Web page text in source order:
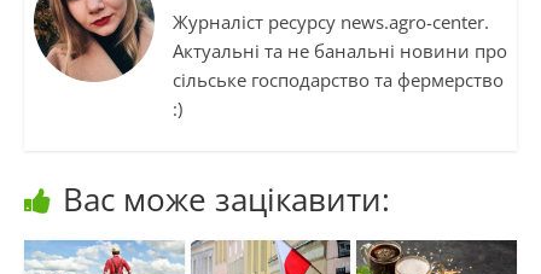
Журналіст ресурсу news.agro-center.
Актуальні та не банальні новини про
сільське господарство та фермерство
:)
Вас може зацікавити: